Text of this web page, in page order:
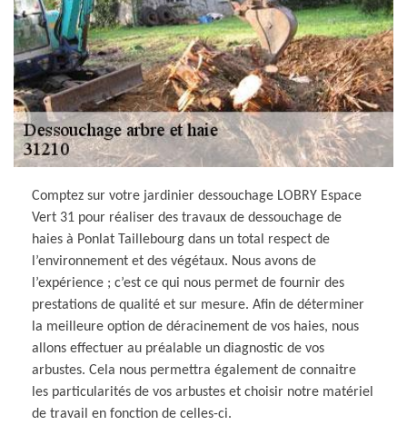
Comptez sur votre jardinier dessouchage LOBRY Espace
Vert 31 pour réaliser des travaux de dessouchage de
haies à Ponlat Taillebourg dans un total respect de
l’environnement et des végétaux. Nous avons de
l’expérience ; c’est ce qui nous permet de fournir des
prestations de qualité et sur mesure. Afin de déterminer
la meilleure option de déracinement de vos haies, nous
allons effectuer au préalable un diagnostic de vos
arbustes. Cela nous permettra également de connaitre
les particularités de vos arbustes et choisir notre matériel
de travail en fonction de celles-ci.